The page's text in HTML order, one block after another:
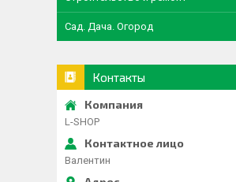
Сад. Дача. Огород
Контакты
L-SHOP
Валентин